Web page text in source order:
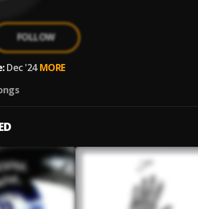
FOLLOW
Dec '24 MORE